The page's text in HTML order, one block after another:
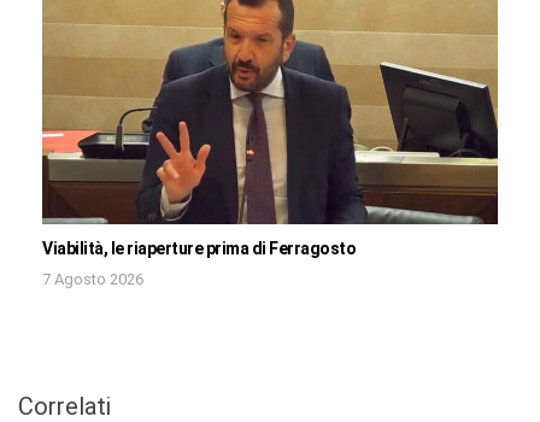
Viabilità, le riaperture prima di Ferragosto
7 Agosto 2026
Correlati